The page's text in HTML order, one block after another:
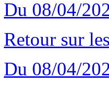
Du 08/04/
Retour sur
Du 08/04/